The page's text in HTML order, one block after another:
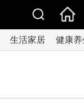
生活家居 健康养